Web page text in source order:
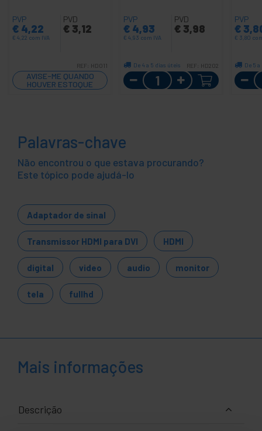
PVP
€ 4,22
€ 4,22 com IVA
PVD
€3,12
REF: HD011
AVISE-ME QUANDO
HOUVER ESTOQUE
PVP
€ 4,93
€ 4,93 com IVA
PVD
€3,98
De 4 a 5 dias úteis REF: HD202
Quantidade
PVP
€
€ 3,80
De 5
Palavras-chave
Não encontrou o que estava procurando?
Este tópico pode ajudá-lo
Adaptador de sinal
Transmissor HDMI para DVI HDMI
digital video audio monitor
tela fullhd
Mais informações
Descrição